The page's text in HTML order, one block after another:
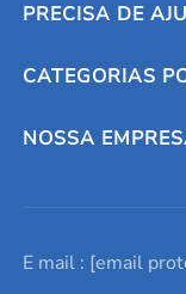
PRECISA DE
Conversores e
Entre em contato
Lista de consultas
CATEGORIAS
Metais refratários
Elementos de
NOSSA
Promoções atuais
E mail : [email